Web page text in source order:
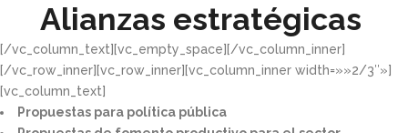
Alianzas estratégicas
[/vc_column_text][vc_empty_space][/vc_column_inner]
[/vc_row_inner][vc_row_inner][vc_column_inner width=»»2/3″»]
[vc_column_text]
Propuestas para política pública​